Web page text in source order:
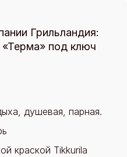
Грильландия:
«Терма» под ключ
душевая, парная.
краской Tikkurila